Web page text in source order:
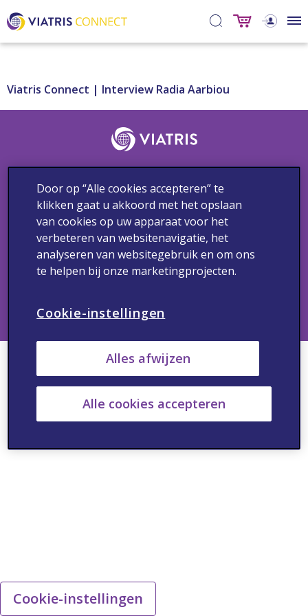
Viatris Connect | Interview Radia Aarbiou
Contact Bijwerkingen & Medische vragen
Privacybeleid
Gebruiksvoorwaarden
Cookieverklaring
Copyright 2024 Viatris. Alle rechten voorbehouden.
Deze communicatie is enkel bestemd voor de geadresseerde
Cookie-instellingen
Door op “Alle cookies accepteren” te
klikken gaat u akkoord met het opslaan
van cookies op uw apparaat voor het
verbeteren van websitenavigatie, het
analyseren van websitegebruik en om ons
te helpen bij onze marketingprojecten.
Cookie-instellingen
Alles afwijzen
Alle cookies accepteren